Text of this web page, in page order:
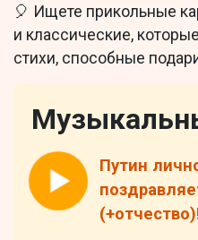
🎈 Ищете прикольные
и классические,
стихи, способные
Путин